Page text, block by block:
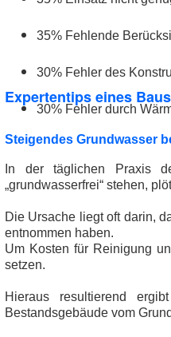
Expertentips eines
35% Fehlende
30% Fehler des
30% Fehler durch
Steigendes Grundwasser
In der täglichen Praxis
„grundwasserfrei“ stehen,
Die Ursache liegt oft darin,
entnommen haben.
Um Kosten für Reinigung
setzen.
Hieraus resultierend
Bestandsgebäude vom